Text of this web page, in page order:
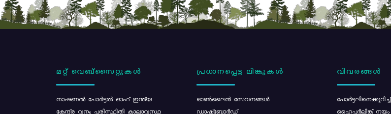
മറ്റ് വെബ്സൈറ്റുകൾ
നാഷണൽ പോർട്ടൽ ഓഫ് ഇന്ത്യ
കേന്ദ്ര വനം പരിസ്ഥിതി കാലാവസ്ഥ
പ്രധാനപ്പെട്ട ലിങ്കുകൾ
ഓൺലൈൻ സേവനങ്ങൾ
ഡാഷ്ബോർഡ്
വിവരങ്ങൾ
പോര്‍ട്ടലിനെക്കുറിച്ച്
ഹൈപ്പർലിങ്ക് നയം